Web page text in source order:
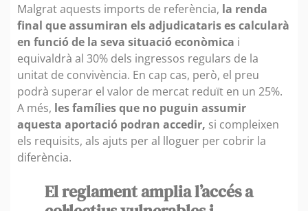
Malgrat aquests imports de referència, la renda
final que assumiran els adjudicataris es calcularà
en funció de la seva situació econòmica i
equivaldrà al 30% dels ingressos regulars de la
unitat de convivència. En cap cas, però, el preu
podrà superar el valor de mercat reduït en un 25%.
A més, les famílies que no puguin assumir
aquesta aportació podran accedir, si compleixen
els requisits, als ajuts per al lloguer per cobrir la
diferència.
El reglament amplia l’accés a